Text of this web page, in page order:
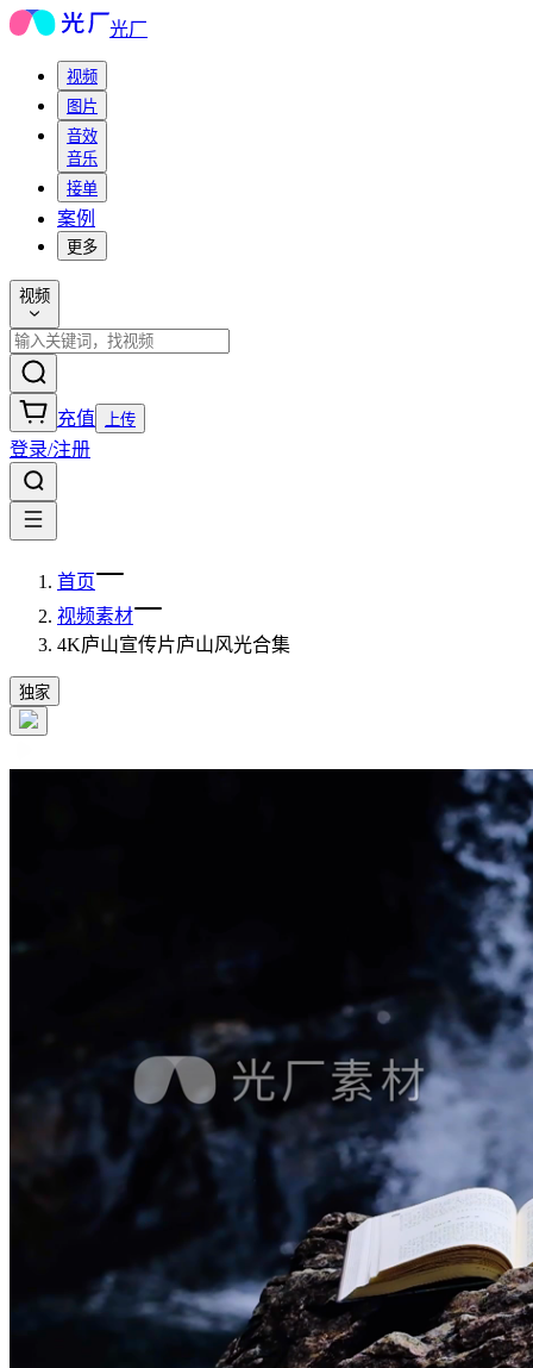
光厂
视频
图片
音效
音乐
接单
案例
更多
视频
充值 上传
登录/注册
首页
视频素材
4K庐山宣传片庐山风光合集
独家